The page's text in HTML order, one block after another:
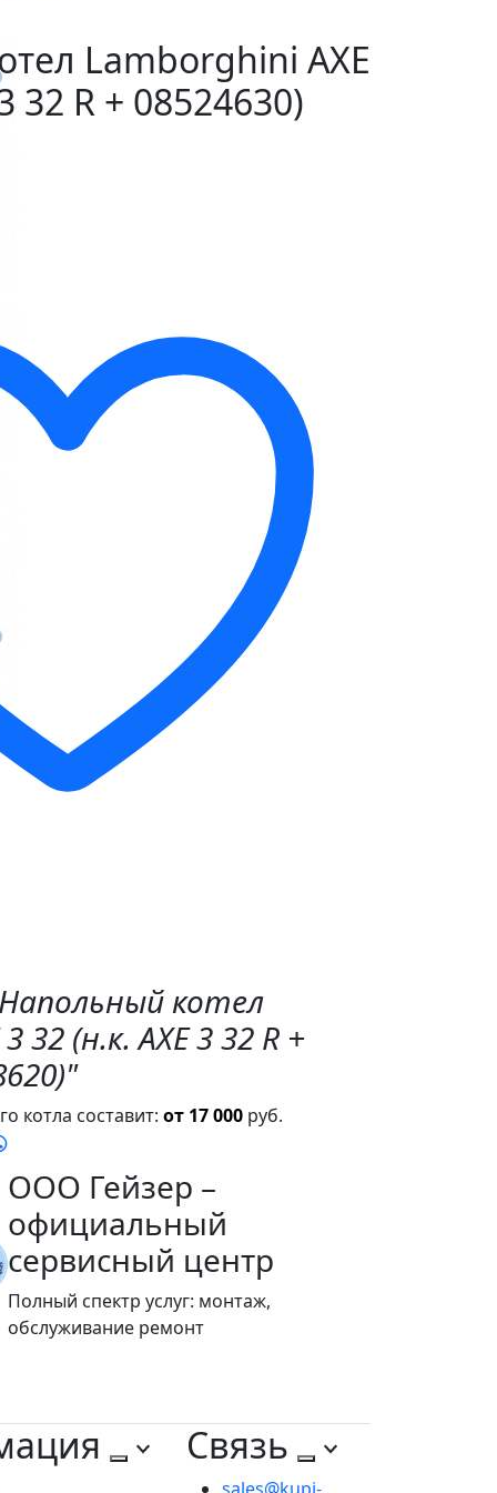
Lamborghini AXE
32 R + 08524630)
котел
32 (н.к. AXE 3 32 R +
котла составит: от 17 000 руб.
ООО Гейзер –
официальный
сервисный центр
Полный спектр услуг: монтаж,
обслуживание ремонт
Связь